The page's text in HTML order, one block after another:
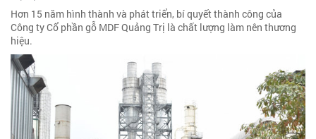
Hơn 15 năm hình thành và phát triển, bí quyết thành công của
Công ty Cổ phần gỗ MDF Quảng Trị là chất lượng làm nên thương
hiệu.